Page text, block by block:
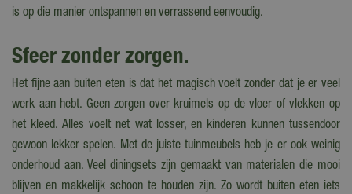
is op die manier ontspannen en verrassend eenvoudig.
Sfeer zonder zorgen.
Het fijne aan buiten eten is dat het magisch voelt zonder dat je er veel
werk aan hebt. Geen zorgen over kruimels op de vloer of vlekken op
het kleed. Alles voelt net wat losser, en kinderen kunnen tussendoor
gewoon lekker spelen. Met de juiste tuinmeubels heb je er ook weinig
onderhoud aan. Veel diningsets zijn gemaakt van materialen die mooi
blijven en makkelijk schoon te houden zijn. Zo wordt buiten eten iets